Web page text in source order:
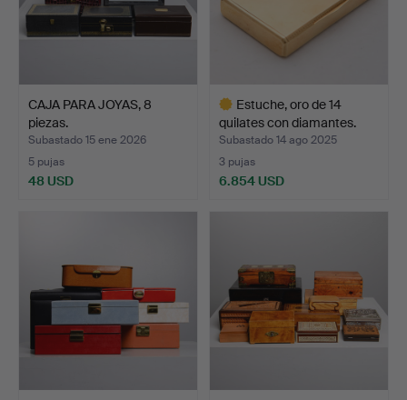
CAJA PARA JOYAS, 8
piezas.
Subastado 15 ene 2026
5 pujas
48 USD
Estuche, oro de 14
quilates con diamantes.
Subastado 14 ago 2025
3 pujas
6.854 USD